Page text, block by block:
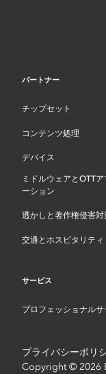
パートナー
チップセット
コンテンツ処理
デバイス
ミドルウェアとOTTア
ーション
透かしと著作権侵害対
交通とホスピタリティ
サービス
プロフェッショナルサ
プライバシーポリ
Copyright © 2026